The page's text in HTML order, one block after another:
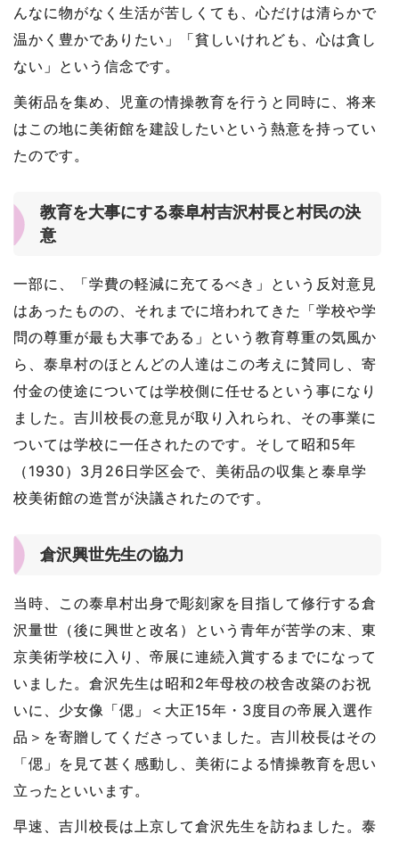
んなに物がなく生活が苦しくても、心だけは清らかで
温かく豊かでありたい」「貧しいけれども、心は貪し
ない」という信念です。
美術品を集め、児童の情操教育を行うと同時に、将来
はこの地に美術館を建設したいという熱意を持ってい
たのです。
教育を大事にする泰阜村吉沢村長と村民の決
意
一部に、「学費の軽減に充てるべき」という反対意見
はあったものの、それまでに培われてきた「学校や学
問の尊重が最も大事である」という教育尊重の気風か
ら、泰阜村のほとんどの人達はこの考えに賛同し、寄
付金の使途については学校側に任せるという事になり
ました。吉川校長の意見が取り入れられ、その事業に
ついては学校に一任されたのです。そして昭和5年
（1930）3月26日学区会で、美術品の収集と泰阜学
校美術館の造営が決議されたのです。
倉沢興世先生の協力
当時、この泰阜村出身で彫刻家を目指して修行する倉
沢量世（後に興世と改名）という青年が苦学の末、東
京美術学校に入り、帝展に連続入賞するまでになって
いました。倉沢先生は昭和2年母校の校舎改築のお祝
いに、少女像「偲」＜大正15年・3度目の帝展入選作
品＞を寄贈してくださっていました。吉川校長はその
「偲」を見て甚く感動し、美術による情操教育を思い
立ったといいます。
早速、吉川校長は上京して倉沢先生を訪ねました。泰